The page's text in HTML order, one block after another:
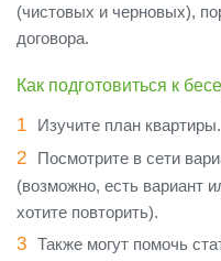
(чистовых и черновых),
договора.
Как подготовиться к
Изучите план квартиры.
Посмотрите в сети
(возможно, есть вариант
хотите повторить).
Также могут помочь